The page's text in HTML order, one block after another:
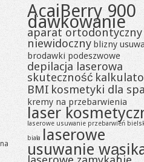
AcaiBerry 900
dawkowanie
aparat ortodontyczny
niewidoczny blizny
brodawki podeszwowe
depilacja laserowa
skuteczność
BMI kosmetyki dla
kremy na przebarwienia
laser
laserowe usuwanie przebarwień
biała laserowe
usuwanie